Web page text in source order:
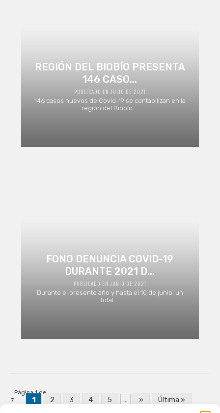
REGIÓN DEL BIOBÍO PRESENTA
146 CASO...
PUBLICADO EN JULIO DE 2021
146 casos nuevos de Covid-19 se contabilizan en la
región del Biobío ...
FONO DENUNCIA COVID-19
DURANTE 2021 D...
PUBLICADO EN JUNIO DE 2021
Durante el presente año y hasta el 10 de junio, un
total ...
Página 1 de
7
1 2 3 4 5 ... » Última »